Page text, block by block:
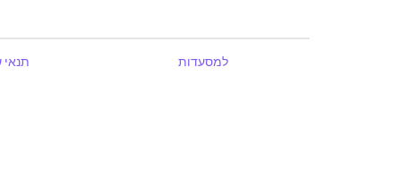
למסעדות תנאי